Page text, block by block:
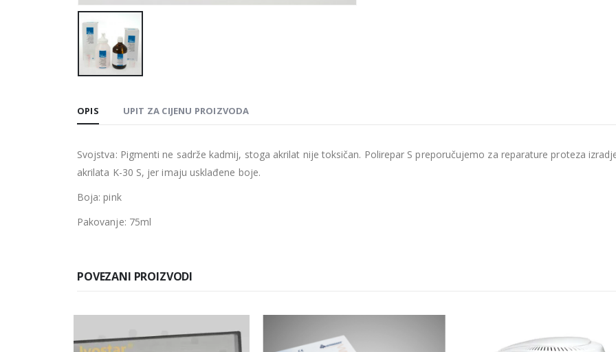
OPIS UPIT ZA CIJENU PROIZVODA
Svojstva: Pigmenti ne sadrže kadmij, stoga akrilat nije toksičan. Polirepar S preporučujemo za reparature proteza
akrilata K-30 S, jer imaju usklađene boje.
Boja: pink
Pakovanje: 75ml
POVEZANI PROIZVODI